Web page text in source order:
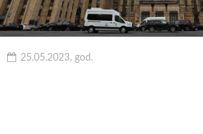
25.05.2023. god.